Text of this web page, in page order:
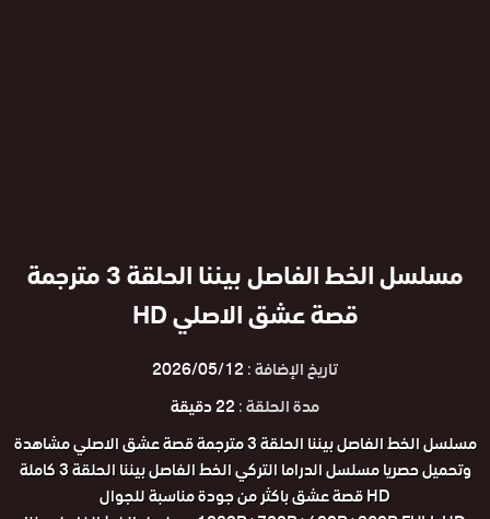
مسلسل الخط الفاصل بيننا الحلقة 3 مترجمة
قصة عشق الاصلي HD
تاريخ الإضافة :2026/05/12
مدة الحلقة :22 دقيقة
مسلسل الخط الفاصل بيننا الحلقة 3 مترجمة قصة عشق الاصلي مشاهدة
وتحميل حصريا مسلسل الدراما التركي الخط الفاصل بيننا الحلقة 3 كاملة
HD قصة عشق باكثر من جودة مناسبة للجوال